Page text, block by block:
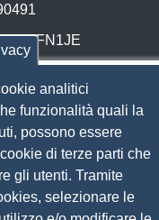
UFN1JE
analitici
funzionalità quali la
possono essere
di terze parti che
gli utenti. Tramite
selezionare le